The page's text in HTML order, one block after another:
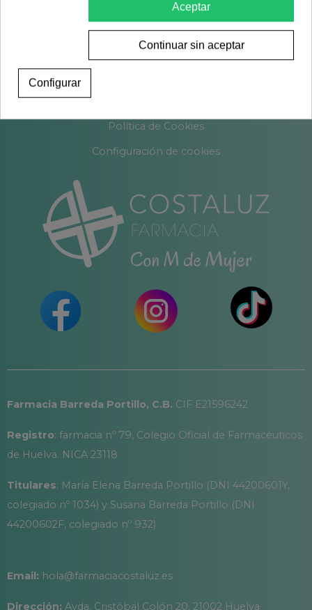
Contacto
Sobre nosotros
Política de Cookies
Configuración de cookies
Farmacia Barreda Portillo, C.B. CIF E21596242
Registro: farmacia nº 79, Colegio Oficial de Farmacéuticos
de Huelva. NICA 23118
Titulares: María Elena Barreda Portillo (DNI 44200601Y,
colegiado nº 1034) y Susana Barreda Portillo (DNI
44200602F, colegiado nº 932)
Email: hola@farmaciacostaluz.es
Dirección: Avda. Cristóbal Colón 20, 21002 Huelva
Aceptar
Continuar sin aceptar
Configurar